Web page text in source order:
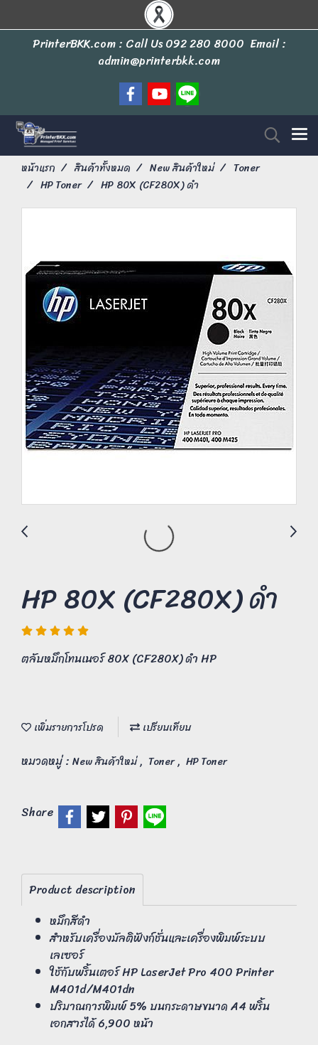
PrinterBKK.com : Call Us092 280 8000 Email :
admin@printerbkk.com
หน้าแรก สินค้าทั้งหมด New สินค้าใหม่
Toner
HP Toner
HP 80X (CF280X) ดำ
HP 80X (CF280X) ดำ
ตลับหมึกโทนเนอร์ 80X (CF280X) ดำ HP
เพิ่มรายการโปรด เปรียบเทียบ
หมวดหมู่ : New สินค้าใหม่, Toner, HP Toner
Share
Product description
หมึกสีดำ
สำหรับเครื่องมัลติฟังก์ชั่นและเครื่องพิมพ์ระบบ
เลเซอร์
ใช้กับพริ้นเตอร์ HP LaserJet Pro 400 Printer
M401d/M401dn
ปริมาณการพิมพ์ 5% บนกระดาษขนาด A4 พริ้น
เอกสารได้ 6,900 หน้า